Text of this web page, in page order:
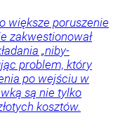
większe poruszenie
zakwestionował
„niby-
problem, który
po wejściu w
są nie tylko
kosztów.